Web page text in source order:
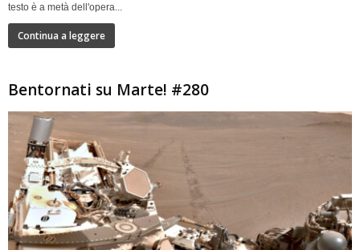
testo è a metà dell'opera...
Continua a leggere
Bentornati su Marte! #280